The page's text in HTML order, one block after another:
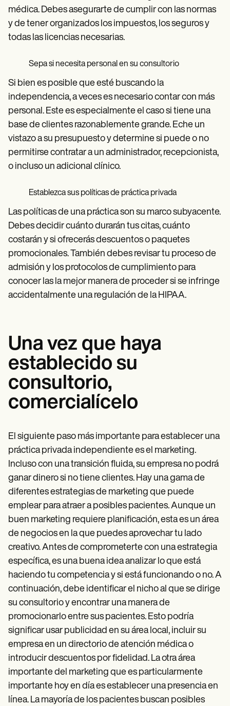
médica. Debes asegurarte de cumplir con las normas
y de tener organizados los impuestos, los seguros y
todas las licencias necesarias.
Sepa si necesita personal en su consultorio
Si bien es posible que esté buscando la
independencia, a veces es necesario contar con más
personal. Este es especialmente el caso si tiene una
base de clientes razonablemente grande. Eche un
vistazo a su presupuesto y determine si puede o no
permitirse contratar a un administrador, recepcionista,
o incluso un adicional clínico.
Establezca sus políticas de práctica privada
Las políticas de una práctica son su marco subyacente.
Debes decidir cuánto durarán tus citas, cuánto
costarán y si ofrecerás descuentos o paquetes
promocionales. También debes revisar tu proceso de
admisión y los protocolos de cumplimiento para
conocer las la mejor manera de proceder si se infringe
accidentalmente una regulación de la HIPAA.
Una vez que haya
establecido su
consultorio,
comercialícelo
El siguiente paso más importante para establecer una
práctica privada independiente es el marketing.
Incluso con una transición fluida, su empresa no podrá
ganar dinero si no tiene clientes. Hay una gama de
diferentes estrategias de marketing que puede
emplear para atraer a posibles pacientes. Aunque un
buen marketing requiere planificación, esta es un área
de negocios en la que puedes aprovechar tu lado
creativo. Antes de comprometerte con una estrategia
específica, es una buena idea analizar lo que está
haciendo tu competencia y si está funcionando o no. A
continuación, debe identificar el nicho al que se dirige
su consultorio y encontrar una manera de
promocionarlo entre sus pacientes. Esto podría
significar usar publicidad en su área local, incluir su
empresa en un directorio de atención médica o
introducir descuentos por fidelidad. La otra área
importante del marketing que es particularmente
importante hoy en día es establecer una presencia en
línea. La mayoría de los pacientes buscan posibles